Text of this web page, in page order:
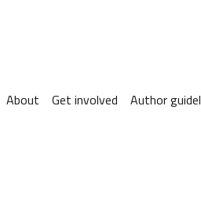
About Get involved Author